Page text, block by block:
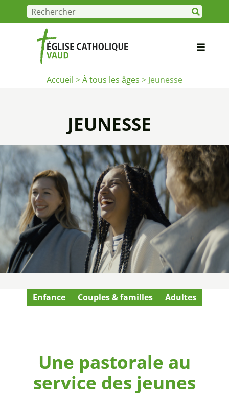
Accueil >À tous les âges > Jeunesse
JEUNESSE
Enfance Couples & familles Adultes
Une pastorale au
service des jeunes